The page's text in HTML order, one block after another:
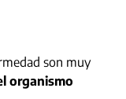
son muy
organismo